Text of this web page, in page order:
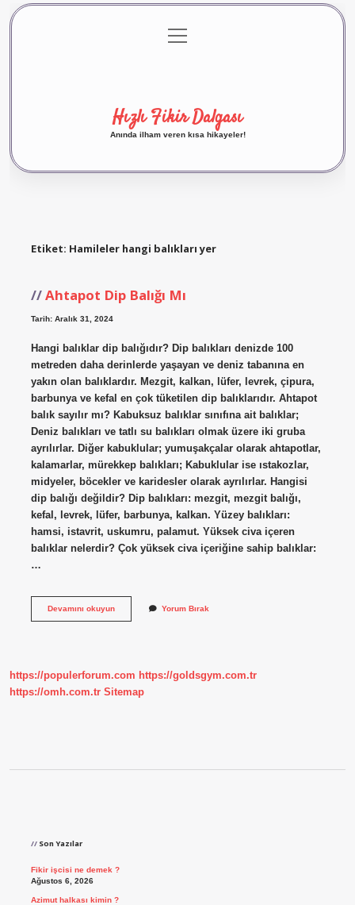
Gizlilik Politikası
menüyü
aç
Hızlı Fikir Dalgası
Anında ilham veren kısa hikayeler!
Etiket: Hamileler hangi balıkları yer
Ahtapot Dip Balığı Mı
Tarih: Aralık 31, 2024
Hangi balıklar dip balığıdır? Dip balıkları denizde 100
metreden daha derinlerde yaşayan ve deniz tabanına en
yakın olan balıklardır. Mezgit, kalkan, lüfer, levrek, çipura,
barbunya ve kefal en çok tüketilen dip balıklarıdır. Ahtapot
balık sayılır mı? Kabuksuz balıklar sınıfına ait balıklar;
Deniz balıkları ve tatlı su balıkları olmak üzere iki gruba
ayrılırlar. Diğer kabuklular; yumuşakçalar olarak ahtapotlar,
kalamarlar, mürekkep balıkları; Kabuklular ise ıstakozlar,
midyeler, böcekler ve karidesler olarak ayrılırlar. Hangisi
dip balığı değildir? Dip balıkları: mezgit, mezgit balığı,
kefal, levrek, lüfer, barbunya, kalkan. Yüzey balıkları:
hamsi, istavrit, uskumru, palamut. Yüksek civa içeren
balıklar nelerdir? Çok yüksek civa içeriğine sahip balıklar:
…
Devamını okuyunAhtapot
Yorum Bırak
https://populerforum.com https://goldsgym.com.tr
https://omh.com.tr Sitemap
Son Yazılar
Fikir işcisi ne demek ?
Ağustos 6, 2026
Azimut halkası kimin ?